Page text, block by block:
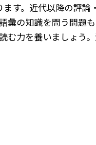
す。近代以降の評論
彙の知識を問う問題
む力を養いましょう